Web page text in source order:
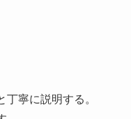
寧に説明する。